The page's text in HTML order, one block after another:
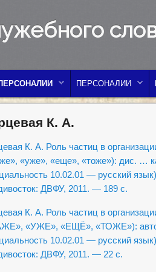
ПЕРСОНАЛИИ
К. А.
К. А. Роль частиц в
«уже», «еще», «тоже»): дис. …
10.02.01 — русский
ДВФУ, 2011. — 189 с.
К. А. Роль частиц в
«УЖЕ», «ЕЩЁ», «ТОЖЕ»):
10.02.01 — русский
ДВФУ, 2011. — 22 с.